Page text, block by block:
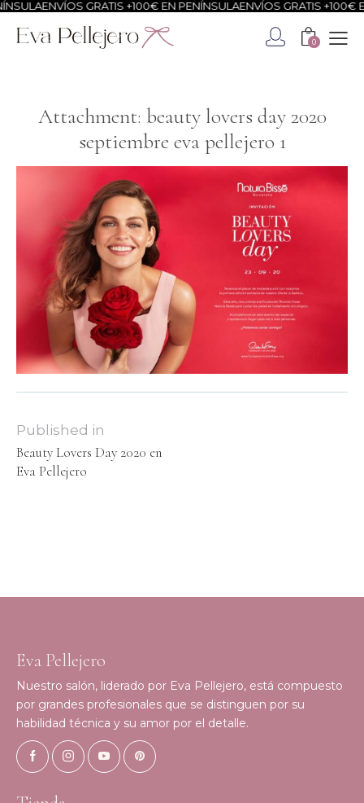
ENVÍOS GRATIS +100€ EN PENÍNSULAENVÍOS GRATIS +100€
0
Attachment: beauty lovers day 2020
septiembre eva pellejero 1
Published in
Beauty Lovers Day 2020 en
Eva Pellejero
Eva Pellejero
Nuestro salón, liderado por Eva Pellejero, está compuesto
por grandes profesionales que se distinguen por su
habilidad técnica y su amor por el detalle.